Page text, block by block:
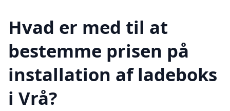
Hvad er med til at
bestemme prisen på
installation af ladeboks
i Vrå?